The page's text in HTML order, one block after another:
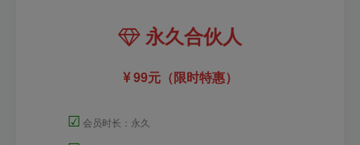
永久合伙人
99元（限时特惠）
☑ 会员时长：永久